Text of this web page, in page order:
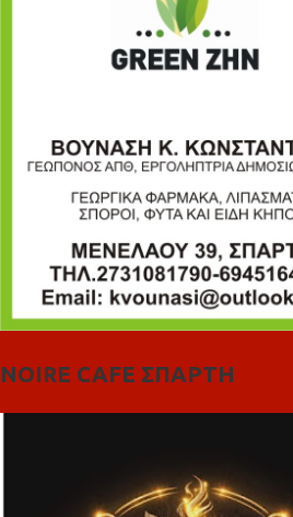
NOIRE CAFE ΣΠΑΡΤΗ